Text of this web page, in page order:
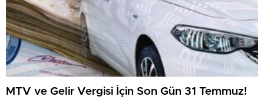
MTV ve Gelir Vergisi İçin Son Gün 31 Temmuz!